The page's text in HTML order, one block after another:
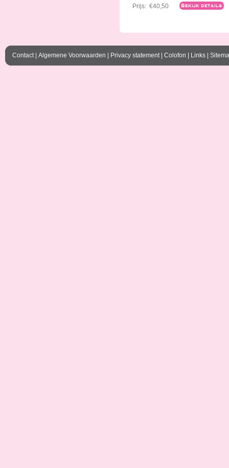
Prijs: €40,50 Bekijk details
Contact| Algemene Voorwaarden Privacy statement| Colofon Links